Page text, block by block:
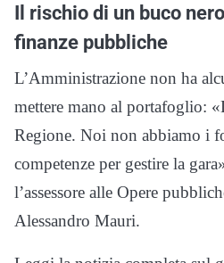
Il rischio di un buco
finanze pubbliche
L’Amministrazione non ha
mettere mano al portafoglio:
Regione. Noi non abbiamo i
competenze per gestire la
l’assessore alle Opere
Alessandro Mauri.